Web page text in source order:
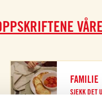
FAMILIE
SJEKK DET